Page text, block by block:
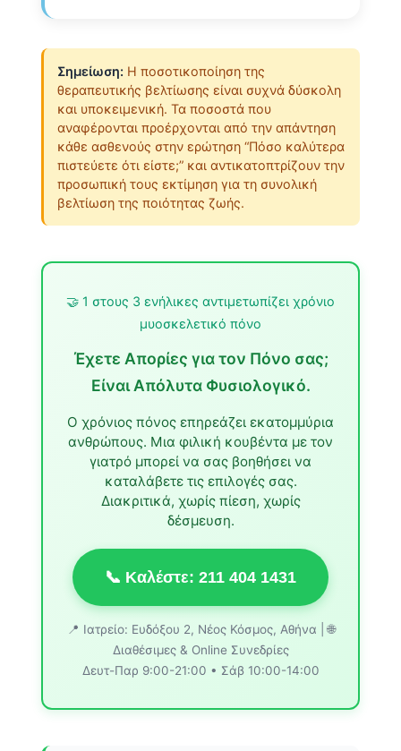
Σημείωση: Η ποσοτικοποίηση της
θεραπευτικής βελτίωσης είναι συχνά δύσκολη
και υποκειμενική. Τα ποσοστά που
αναφέρονται προέρχονται από την απάντηση
κάθε ασθενούς στην ερώτηση “Πόσο καλύτερα
πιστεύετε ότι είστε;” και αντικατοπτρίζουν την
προσωπική τους εκτίμηση για τη συνολική
βελτίωση της ποιότητας ζωής.
🤝 1 στους 3 ενήλικες αντιμετωπίζει χρόνιο
μυοσκελετικό πόνο
Έχετε Απορίες για τον Πόνο σας;
Είναι Απόλυτα Φυσιολογικό.
Ο χρόνιος πόνος επηρεάζει εκατομμύρια
ανθρώπους. Μια φιλική κουβέντα με τον
γιατρό μπορεί να σας βοηθήσει να
καταλάβετε τις επιλογές σας.
Διακριτικά, χωρίς πίεση, χωρίς
δέσμευση.
📞 Καλέστε: 211 404 1431
📍 Ιατρείο: Ευδόξου 2, Νέος Κόσμος, Αθήνα | 🌐
Διαθέσιμες & Online Συνεδρίες
Δευτ-Παρ 9:00-21:00 • Σάβ 10:00-14:00